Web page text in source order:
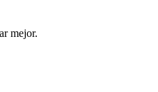
mejor.